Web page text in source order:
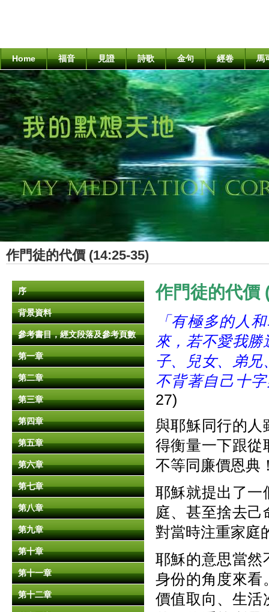
Home 福音 見證 詩歌 金句 經卷 馬
作門徒的代價 (14:25-35)
序
背景資料
參考書目，經文段落及參考頁數
第一章
第二章
第三章
第四章
第五章
第六章
第七章
第八章
第九章
第十章
第十一章
第十二章
作門徒的代價
「有極多的人
來，若不愛我
子、兒女、弟
不背著自己十
27)
與耶穌同行的人
得衡量一下跟從
不等同廉價恩典
耶穌就提出了一
庭、甚至捨去
對當時注重家庭
耶穌的意思當然
身份的角度來看
價值取向、生活